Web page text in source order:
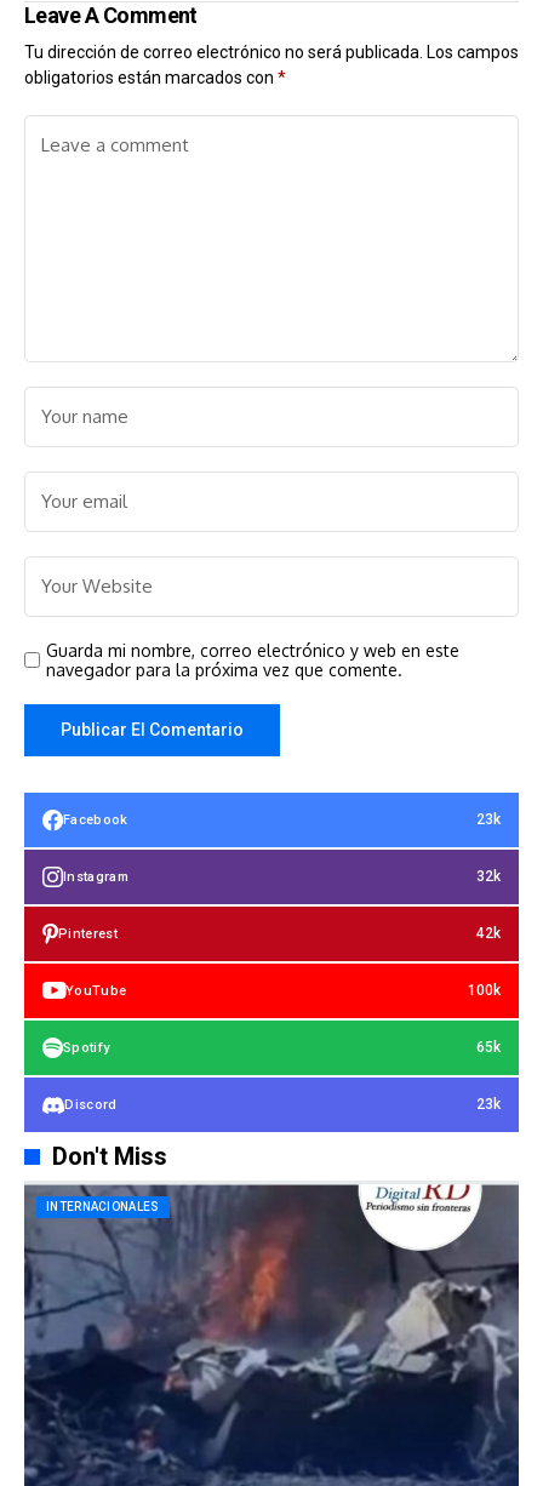
Leave A Comment
Tu dirección de correo electrónico no será publicada. Los campos
obligatorios están marcados con *
Guarda mi nombre, correo electrónico y web en este
navegador para la próxima vez que comente.
Facebook 23k
Instagram 32k
Pinterest 42k
YouTube 100k
Spotify 65k
Discord 23k
Don't Miss
INTERNACIONALES